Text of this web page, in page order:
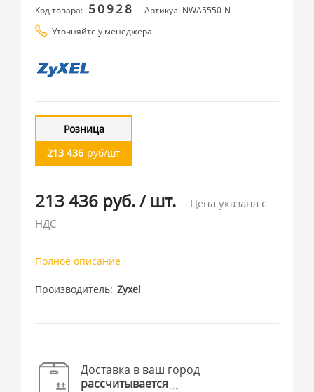
Код товара: 50928
Артикул: NWA5550-N
Уточняйте у менеджера
Розница
213 436 руб/шт
213 436 руб./ шт.
Цена указана с
НДС
Полное описание
Производитель Zyxel
Доставка в ваш город
рассчитывается